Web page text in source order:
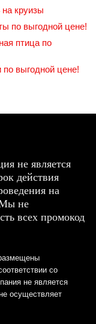
круизы
по выгодной цене!
птица по
выгодной цене!
не является
действия
на
Мы не
всех промокод
со
не является
осуществляет